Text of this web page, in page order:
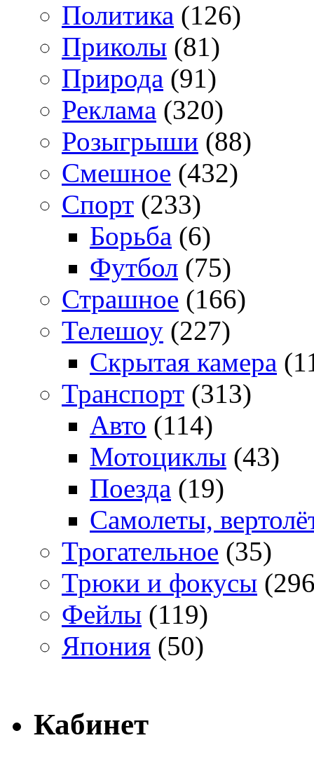
Политика (126)
Приколы (81)
Природа (91)
Реклама (320)
Розыгрыши (88)
Смешное (432)
Спорт (233)
Борьба (6)
Футбол (75)
Страшное (166)
Телешоу (227)
Скрытая камера
Транспорт (313)
Авто (114)
Мотоциклы (43)
Поезда (19)
Самолеты,
Трогательное (35)
Трюки и фокусы
Фейлы (119)
Япония (50)
Кабинет